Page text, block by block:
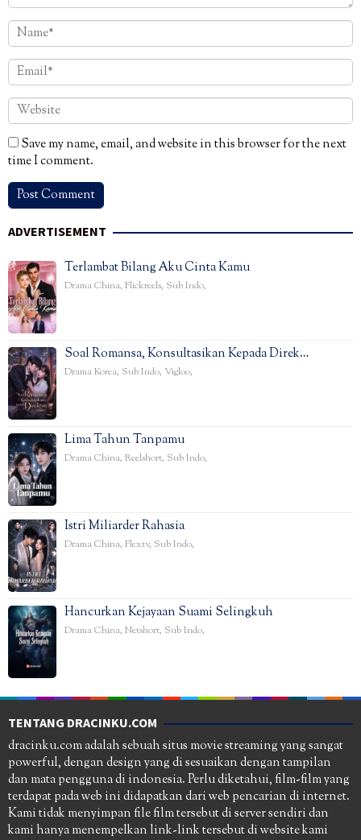
Save my name, email, and website in this browser for the next
time I comment.
ADVERTISEMENT
Terlambat Bilang Aku Cinta Kamu
Drama China, Flickreels, Sub Indo,
Soal Romansa, Konsultasikan Kepada Direk…
Drama Korea, Sub Indo, Vigloo,
Lima Tahun Tanpamu
Drama China, Reelshort, Sub Indo,
Istri Miliarder Rahasia
Drama China, Flextv, Sub Indo,
Hancurkan Kejayaan Suami Selingkuh
Drama China, Netshort, Sub Indo,
TENTANG DRACINKU.COM
dracinku.com adalah sebuah situs movie streaming yang sangat
powerful, dengan design yang di sesuaikan dengan tampilan
dan mata pengguna di indonesia. Perlu diketahui, film-film yang
terdapat pada web ini didapatkan dari web pencarian di internet.
Kami tidak menyimpan file film tersebut di server sendiri dan
kami hanya menempelkan link-link tersebut di website kami